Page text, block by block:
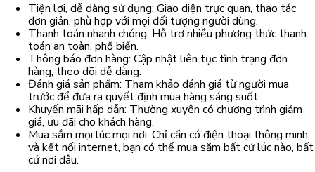
Tiện lợi, dễ dàng sử dụng: Giao diện trực quan, thao tác
đơn giản, phù hợp với mọi đối tượng người dùng.
Thanh toán nhanh chóng: Hỗ trợ nhiều phương thức thanh
toán an toàn, phổ biến.
Thông báo đơn hàng: Cập nhật liên tục tình trạng đơn
hàng, theo dõi dễ dàng.
Đánh giá sản phẩm: Tham khảo đánh giá từ người mua
trước để đưa ra quyết định mua hàng sáng suốt.
Khuyến mãi hấp dẫn: Thường xuyên có chương trình giảm
giá, ưu đãi cho khách hàng.
Mua sắm mọi lúc mọi nơi: Chỉ cần có điện thoại thông minh
và kết nối internet, bạn có thể mua sắm bất cứ lúc nào, bất
cứ nơi đâu.